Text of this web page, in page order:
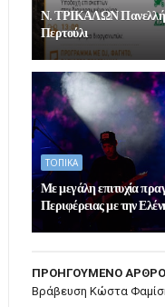
Ν. ΤΡΙΚΑΛΩΝ
Περτούλι
ΤΟΠΙΚΑ
Με μεγάλη επιτυχία
Περιφέρειας με την
ΠΡΟΗΓΟΥΜΕΝΟ ΑΡΘΡΟ
Βράβευση Κώστα